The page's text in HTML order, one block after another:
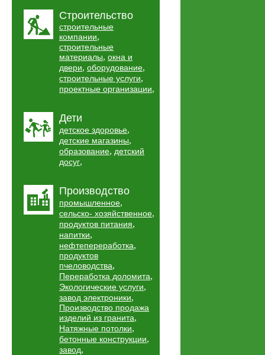
Строительство
строительные
компании,
строительные
материалы, окна и
двери, оборудование,
строительные услуги,
проектные организации,
Дети
детское здоровье,
детские магазины,
образование, детский
досуг,
Производство
промышленное,
сельско- хозяйственное,
продуктов питания,
напитки,
нефтепереработка,
продуктов
пчеловодства,
Переработка доломита,
Экологические услуги,
завод электроники,
Производство продажа
изделий из гранита,
Натяжные потолки,
бетонные конструкции,
завод,